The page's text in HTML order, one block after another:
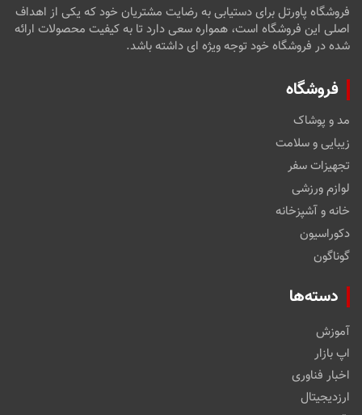
فروشگاه پاورتل برای دستیابی به رضایت مشتریان خود که یکی از اهداف
اصلی این فروشگاه است، همواره سعی دارد تا به کیفیت محصولات ارائه
شده در فروشگاه خود توجه ویژه ای داشته باشد.
فروشگاه
مد و پوشاک
زیبایی و سلامت
تجهیزات سفر
لوازم ورزشی
خانه و آشپزخانه
دکوراسیون
گوناگون
دسته‌ها
آموزش
اپ بازار
اخبار فناوری
ارزدیجیتال